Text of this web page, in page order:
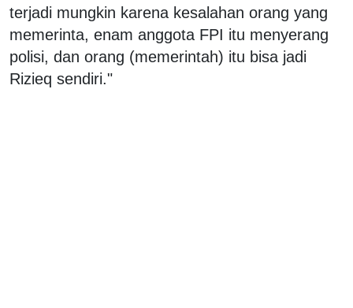
terjadi mungkin karena kesalahan orang yang
memerinta, enam anggota FPI itu menyerang
polisi, dan orang (memerintah) itu bisa jadi
Rizieq sendiri."